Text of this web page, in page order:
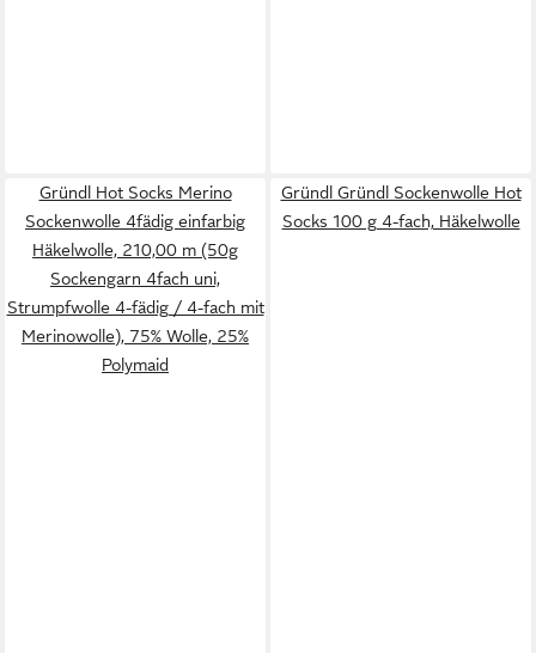
Gründl Hot Socks Merino
Sockenwolle 4fädig einfarbig
Häkelwolle, 210,00 m (50g
Sockengarn 4fach uni,
Strumpfwolle 4-fädig / 4-fach mit
Merinowolle), 75% Wolle, 25%
Polymaid
Gründl Gründl Sockenwolle Hot
Socks 100 g 4-fach, Häkelwolle